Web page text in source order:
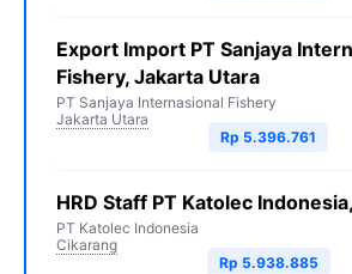
Export Import PT Sanjaya
Fishery, Jakarta Utara
PT Sanjaya Internasional Fishery
Jakarta Utara
Rp 5.396.761
HRD Staff PT Katolec
PT Katolec Indonesia
Cikarang
Rp 5.938.885